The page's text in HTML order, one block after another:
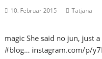
10. Februar 2015 Tatjana
magic She said no jun, just
#blog… instagram.com/p/